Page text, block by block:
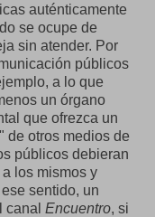
auténticamente
se ocupe de
sin atender. Por
públicos
a lo que
un órgano
que ofrezca un
de otros medios de
públicos debieran
los mismos y
sentido, un
canal Encuentro, si